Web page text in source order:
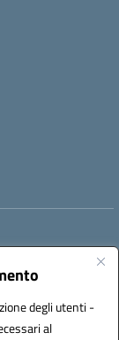
degli utenti -
al